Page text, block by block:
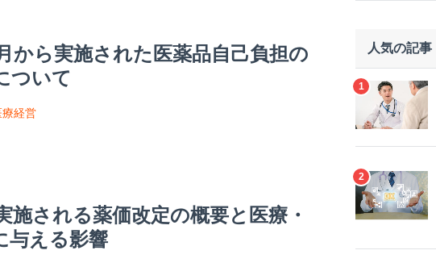
から実施された医薬品自己負担の
ついて
療経営
施される薬価改定の概要と医療・
与える影響
人気の記事